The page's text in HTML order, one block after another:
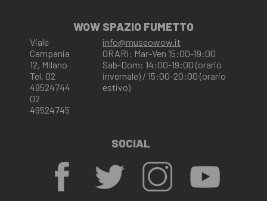
WOW SPAZIO FUMETTO
Viale
Campania
12, Milano
Tel. 02
49524744
02
49524745
info@museowow.it
ORARI: Mar-Ven 15:00-19:00
Sab-Dom: 14:00-19:00 (orario
invernale) / 15:00-20:00 (orario
estivo)
SOCIAL